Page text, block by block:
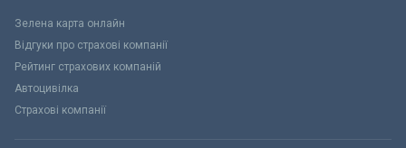
Зелена карта онлайн
Відгуки про страхові компанії
Рейтинг страхових компаній
Автоцивілка
Страхові компанії